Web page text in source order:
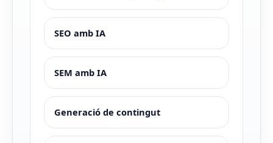
SEO amb IA
SEM amb IA
Generació de contingut